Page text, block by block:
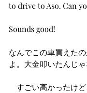
to drive to Aso. Can
Sounds good!
なんでこの車買えた
よ。大金叩いたんじ
すごい高かったけ